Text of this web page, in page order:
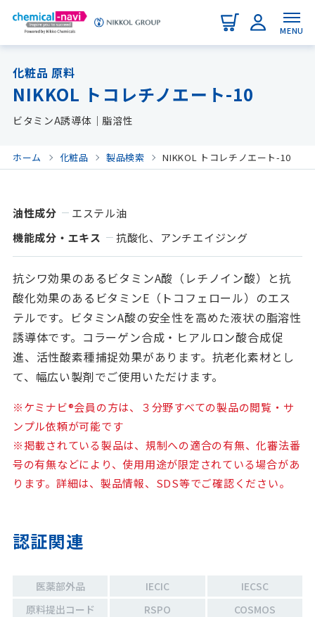
MENU
化粧品 原料
NIKKOL トコレチノエート-10
ビタミンA誘導体｜脂溶性
ホーム 化粧品 製品検索 NIKKOL トコレチノエート-10
油性成分
エステル油
機能成分・エキス
抗酸化、アンチエイジング
抗シワ効果のあるビタミンA酸（レチノイン酸）と抗
酸化効果のあるビタミンE（トコフェロール）のエス
テルです。ビタミンA酸の安全性を高めた液状の脂溶性
誘導体です。コラーゲン合成・ヒアルロン酸合成促
進、活性酸素種捕捉効果があります。抗老化素材とし
て、幅広い製剤でご使用いただけます。
※ケミナビ®会員の方は、３分野すべての製品の閲覧・サ
ンプル依頼が可能です
※掲載されている製品は、規制への適合の有無、化審法番
号の有無などにより、使用用途が限定されている場合があ
ります。詳細は、製品情報、SDS等でご確認ください。
認証関連
医薬部外品 IECIC
IECSC
原料提出コード
RSPO
COSMOS